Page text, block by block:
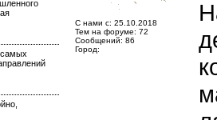
C нами с: 25.10.2018
Тем на форуме: 72
Сообщений: 86
Город: